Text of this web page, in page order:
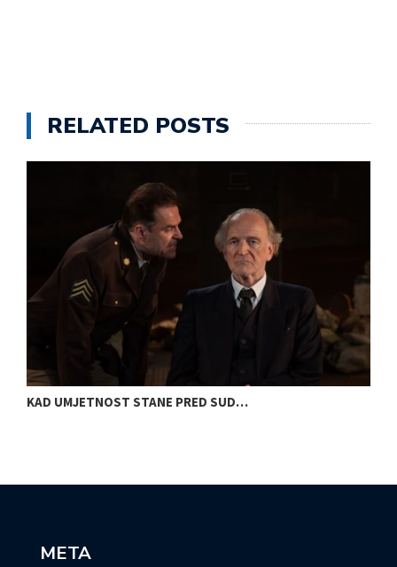
RELATED POSTS
KAD UMJETNOST STANE PRED SUD…
META